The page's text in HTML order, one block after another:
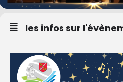
les infos sur